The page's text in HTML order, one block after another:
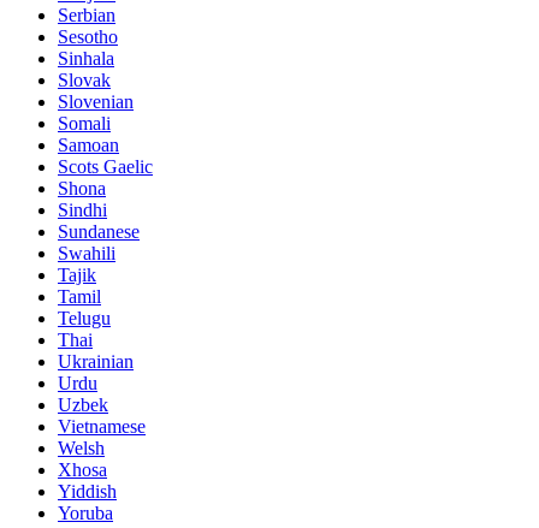
Serbian
Sesotho
Sinhala
Slovak
Slovenian
Somali
Samoan
Scots Gaelic
Shona
Sindhi
Sundanese
Swahili
Tajik
Tamil
Telugu
Thai
Ukrainian
Urdu
Uzbek
Vietnamese
Welsh
Xhosa
Yiddish
Yoruba